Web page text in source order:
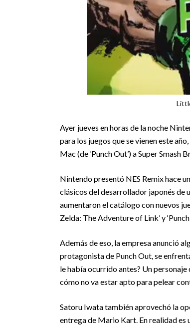
Ayer jueves en horas de la noche
para los juegos que se vienen este
Mac (de ‘Punch Out’) a Super Smash
Nintendo presentó NES Remix hace
clásicos del desarrollador japonés de
aumentaron el catálogo con nuevos
Zelda: The Adventure of Link’ y ‘Punch
Además de eso, la empresa anunció
protagonista de Punch Out, se
le había ocurrido antes? Un
cómo no va estar apto para pelear
Satoru Iwata también aprovechó la
entrega de Mario Kart. En realidad es